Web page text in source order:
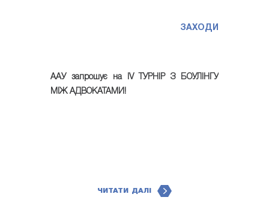
ЗАХОДИ
ААУ запрошує на ІV ТУРНІР З БОУЛІНГУ
МІЖ АДВОКАТАМИ!
ЧИТАТИ ДАЛІ